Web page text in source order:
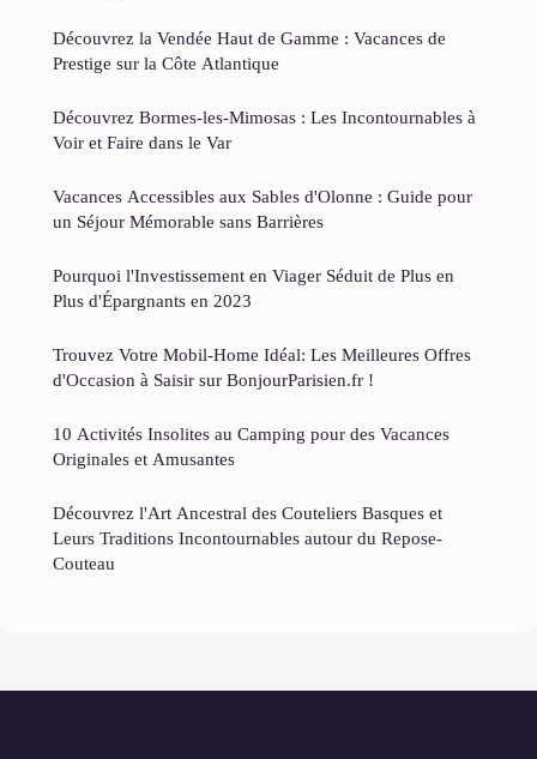
Découvrez la Vendée Haut de Gamme : Vacances de
Prestige sur la Côte Atlantique
Découvrez Bormes-les-Mimosas : Les Incontournables à
Voir et Faire dans le Var
Vacances Accessibles aux Sables d'Olonne : Guide pour
un Séjour Mémorable sans Barrières
Pourquoi l'Investissement en Viager Séduit de Plus en
Plus d'Épargnants en 2023
Trouvez Votre Mobil-Home Idéal: Les Meilleures Offres
d'Occasion à Saisir sur BonjourParisien.fr !
10 Activités Insolites au Camping pour des Vacances
Originales et Amusantes
Découvrez l'Art Ancestral des Couteliers Basques et
Leurs Traditions Incontournables autour du Repose-
Couteau